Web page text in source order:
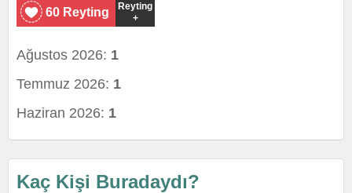
60 Reyting
Reyting
+
Ağustos 2026: 1
Temmuz 2026: 1
Haziran 2026: 1
Kaç Kişi Buradaydı?